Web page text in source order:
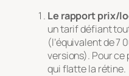
Le rapport prix/
un tarif défiant
(l’équivalent de 7
versions). Pour ce
qui flatte la rétine.